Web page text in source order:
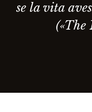
se la vita
(«The